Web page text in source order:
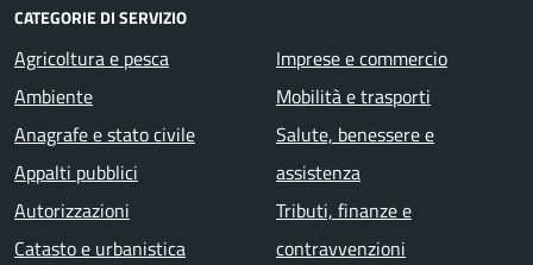
CATEGORIE DI SERVIZIO
Agricoltura e pesca
Ambiente
Anagrafe e stato civile
Appalti pubblici
Autorizzazioni
Catasto e urbanistica
Imprese e commercio
Mobilità e trasporti
Salute, benessere e
assistenza
Tributi, finanze e
contravvenzioni